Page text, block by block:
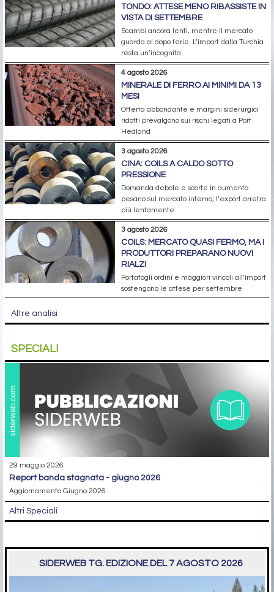
TONDO: ATTESE MENO RIBASSISTE IN
VISTA DI SETTEMBRE
Scambi ancora lenti, mentre il mercato
guarda al dopo ferie. L’import dalla Turchia
resta un’incognita
4 agosto 2026
MINERALE DI FERRO AI MINIMI DA 13
MESI
Offerta abbondante e margini siderurgici
ridotti prevalgono sui rischi legati a Port
Hedland
3 agosto 2026
CINA: COILS A CALDO SOTTO
PRESSIONE
Domanda debole e scorte in aumento
pesano sul mercato interno; l’export arretra
più lentamente
3 agosto 2026
COILS: MERCATO QUASI FERMO, MA I
PRODUTTORI PREPARANO NUOVI
RIALZI
Portafogli ordini e maggiori vincoli all’import
sostengono le attese per settembre
Altre analisi
SPECIALI
29 maggio 2026
report banda stagnata - giugno 2026
Aggiornamento Giugno 2026
Altri Speciali
SIDERWEB TG. EDIZIONE DEL 7 AGOSTO 2026